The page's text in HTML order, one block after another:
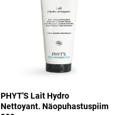
PHYT'S Lait Hydro
Nettoyant. Näopuhastuspiim